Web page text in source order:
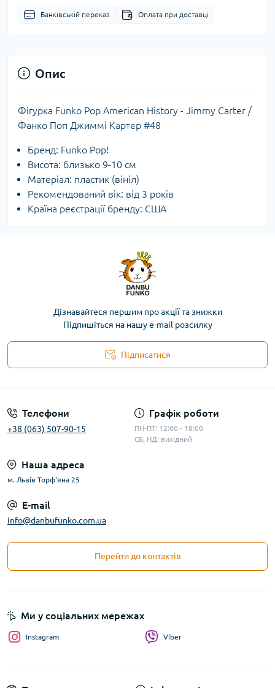
Банківській переказ Оплата при доставці
Опис
Фігурка Funko Pop American History - Jimmy Carter /
Фанко Поп Джиммі Картер #48
Бренд: Funko Pop!
Висота: близько 9-10 см
Матеріал: пластик (вініл)
Рекомендований вік: від 3 років
Країна реєстрації бренду: США
Дізнавайтеся першим про акції та знижки
Підпишіться на нашу e-mail розсилку
Підписатися
Телефони
+38 (063) 507-90-15
Графік роботи
ПН-ПТ: 12:00 - 18:00
СБ, НД: вихідний
Наша адреса
м. Львів Торф'яна 25
E-mail
info@danbufunko.com.ua
Перейти до контактів
Ми у соціальних мережах
Instagram Viber